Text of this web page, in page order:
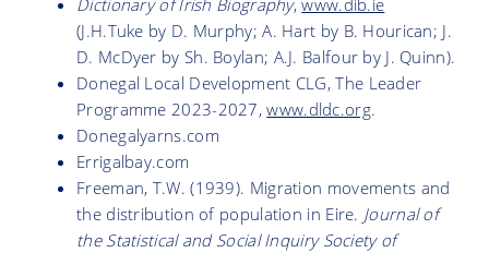
Dictionary of Irish Biography,www.dib.ie
(J.H.Tuke by D. Murphy; A. Hart by B. Hourican; J.
D. McDyer by Sh. Boylan; A.J. Balfour by J. Quinn).
Donegal Local Development CLG, The Leader
Programme 2023-2027,www.dldc.org.
Donegalyarns.com
Errigalbay.com
Freeman, T.W. (1939). Migration movements and
the distribution of population in Eire. Journal of
the Statistical and Social Inquiry Society of